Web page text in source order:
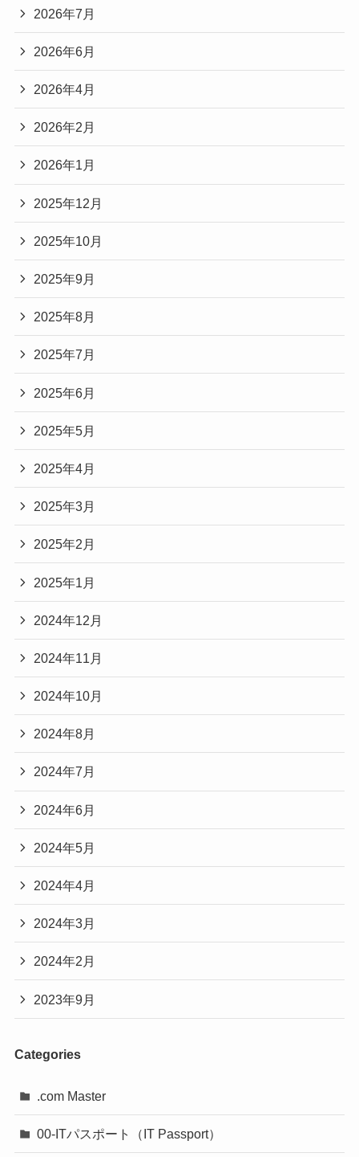
2026年7月
2026年6月
2026年4月
2026年2月
2026年1月
2025年12月
2025年10月
2025年9月
2025年8月
2025年7月
2025年6月
2025年5月
2025年4月
2025年3月
2025年2月
2025年1月
2024年12月
2024年11月
2024年10月
2024年8月
2024年7月
2024年6月
2024年5月
2024年4月
2024年3月
2024年2月
2023年9月
Categories
.com Master
00-ITパスポート（IT Passport）